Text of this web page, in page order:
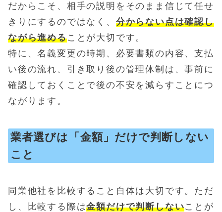
だからこそ、相手の説明をそのまま信じて任せ
きりにするのではなく、 分からない点は確認し
ながら進めることが大切です。
特に、名義変更の時期、必要書類の内容、支払
い後の流れ、引き取り後の管理体制は、事前に
確認しておくことで後の不安を減らすことにつ
ながります。
業者選びは「金額」だけで判断しない
こと
同業他社を比較すること自体は大切です。ただ
し、比較する際は金額だけで判断しないことが